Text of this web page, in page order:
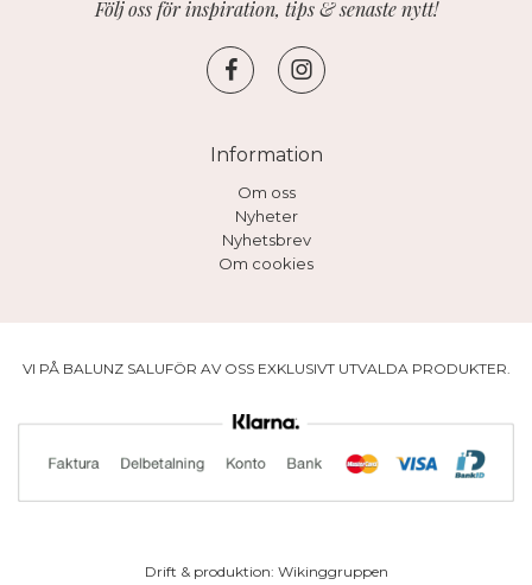
Följ oss för inspiration, tips & senaste nytt!
Information
Om oss
Nyheter
Nyhetsbrev
Om cookies
VI PÅ BALUNZ SALUFÖR AV OSS EXKLUSIVT UTVALDA PRODUKTER.
Drift & produktion: Wikinggruppen